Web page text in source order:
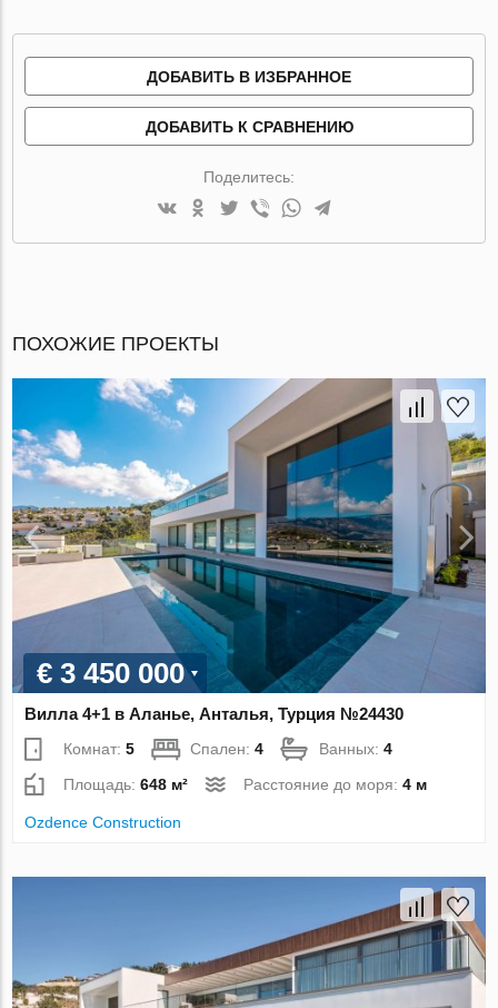
ДОБАВИТЬ В ИЗБРАННОЕ
ДОБАВИТЬ К СРАВНЕНИЮ
Поделитесь:
ПОХОЖИЕ ПРОЕКТЫ
€ 3 450 000
Вилла 4+1 в Аланье, Анталья, Турция №24430
Комнат:5 Спален:4 Ванных:4
Площадь:648 м² Расстояние до моря:4 м
Ozdence Construction